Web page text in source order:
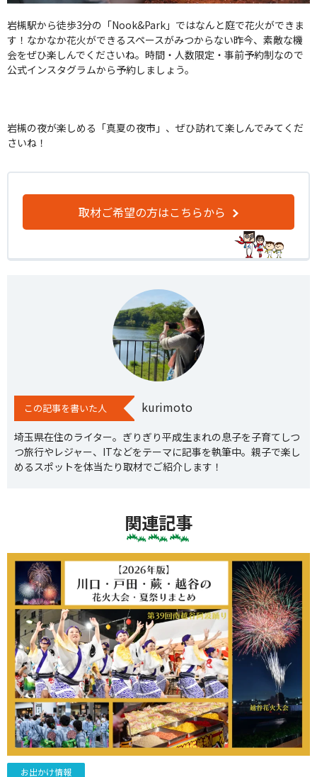
岩槻駅から徒歩3分の「Nook&Park」ではなんと庭で花火ができま
す！なかなか花火ができるスペースがみつからない昨今、素敵な機
会をぜひ楽しんでくださいね。時間・人数限定・事前予約制なので
公式インスタグラムから予約しましょう。
岩槻の夜が楽しめる「真夏の夜市」、ぜひ訪れて楽しんでみてくだ
さいね！
取材ご希望の方はこちらから
この記事を書いた人 kurimoto
埼玉県在住のライター。ぎりぎり平成生まれの息子を子育てしつ
つ旅行やレジャー、ITなどをテーマに記事を執筆中。親子で楽し
めるスポットを体当たり取材でご紹介します！
関連記事
お出かけ情報